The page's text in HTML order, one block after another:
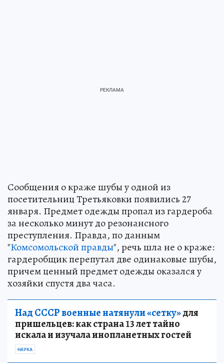
Сообщения о краже шубы у одной из
посетительниц Третьяковки появились 27
января. Предмет одежды пропал из гардероба
за несколько минут до резонансного
преступления. Правда, по данным
"Комсомольской правды", речь шла не о краже:
гардеробщик перепутал две одинаковые шубы,
причем ценный предмет одежды оказался у
хозяйки спустя два часа.
Над СССР военные натянули «сетку»для
пришельцев: как страна 13 лет тайно
искала и изучала инопланетных гостей
НАУКА